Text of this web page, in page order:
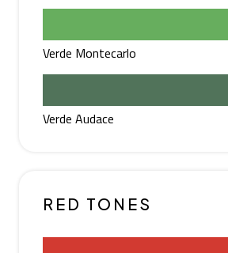
Verde Montecarlo
Verde Audace
RED TONES